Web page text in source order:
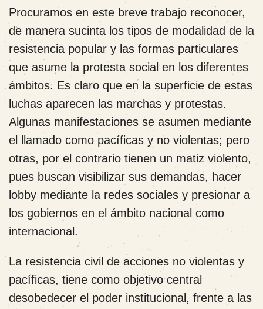
Procuramos en este breve trabajo reconocer,
de manera sucinta los tipos de modalidad de la
resistencia popular y las formas particulares
que asume la protesta social en los diferentes
ámbitos. Es claro que en la superficie de estas
luchas aparecen las marchas y protestas.
Algunas manifestaciones se asumen mediante
el llamado como pacíficas y no violentas; pero
otras, por el contrario tienen un matiz violento,
pues buscan visibilizar sus demandas, hacer
lobby mediante la redes sociales y presionar a
los gobiernos en el ámbito nacional como
internacional.
La resistencia civil de acciones no violentas y
pacíficas, tiene como objetivo central
desobedecer el poder institucional, frente a las